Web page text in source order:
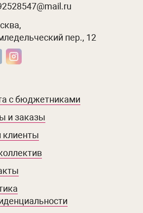
пер., 12
с бюджетниками
и заказы